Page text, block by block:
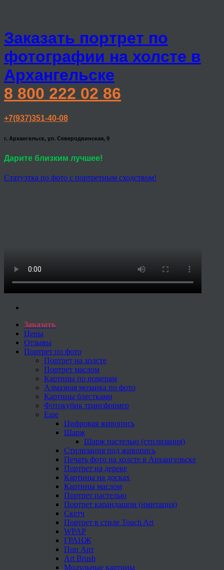
Заказать портрет по
фотографии на холсте в
Архангельске
8 800 222 02 86
+7(937)351-40-08
г. Архангельск, ул. Северодвинская, 9
Дарите близким лучшее!
Статуэтка по фото с портретным сходством!
Заказать
Цены
Отзывы
Портрет по фото
Портрет на холсте
Портрет маслом
Картины по номерам
Алмазная мозаика по фото
Картины блестками
Фотокубик трансформер
Еще
Цифровая живопись
Шарж
Шарж пастелью (стилизация)
Стилизация под живопись
Печать фото на холсте в Архангельске
Портрет на дереве
Картины на досках
Картины маслом
Портрет пастелью
Портрет карандашом (имитация)
Скетч
Портрет в стиле Touch Art
WPAP
ГРАНЖ
Поп Арт
Art Brush
Модульные картины